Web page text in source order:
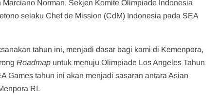
Norman, Sekjen Komite Olimpiade Indonesia
selaku Chef de Mission (CdM) Indonesia pada SEA
tahun ini, menjadi dasar bagi kami di Kemenpora,
Roadmap untuk menuju Olimpiade Los Angeles Tahun
Games tahun ini akan menjadi sasaran antara Asian
RI.